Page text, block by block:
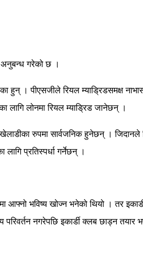
अनुबन्ध गरेको छ ।
हुन् । पीएसजीले रियल म्याड्रिडसमक्ष
लागि लोनमा रियल म्याड्रिड जानेछन् ।
रुपमा सार्वजनिक हुनेछन् । जिदानले
प्रतिस्पर्धा गर्नेछन् ।
आफ्नो भविष्य खोज्न भनेको थियो । तर
परिवर्तन नगरेपछि इकार्डी क्लब छाड्न तयार